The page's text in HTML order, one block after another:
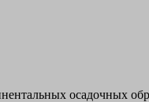
осадочных